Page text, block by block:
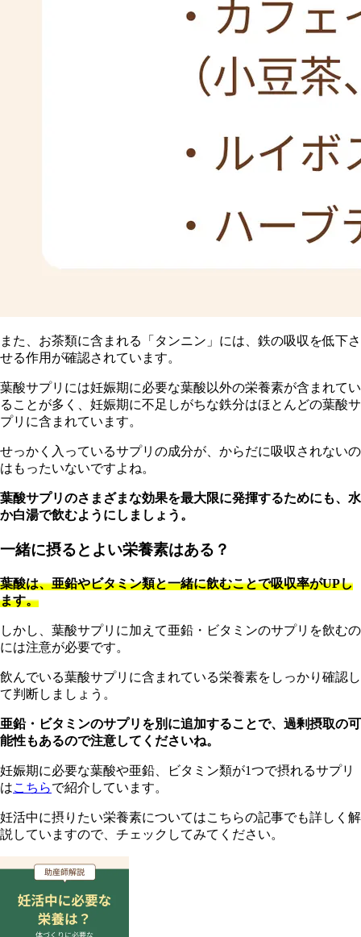
ま た、お茶類に含まれる「タンニン」には、鉄の吸収を低下さ
せる作用が確認されています。
葉酸サプリには妊娠期に必要な葉酸以外の栄養素が含まれてい
ることが多く、妊娠期に不足しがちな鉄分はほとんどの葉酸サ
プリに含まれています。
せっかく入っているサプリの成分が、からだに吸収されないの
はもったいないですよね。
葉酸サプリのさまざまな効果を最大限に発揮するためにも、水
か白湯で飲むようにしましょう。
一緒に摂るとよい栄養素はある？
葉酸は、亜鉛やビタミン類と一緒に飲むことで吸収率がUPし
ます。
しかし、葉酸サプリに加えて亜鉛・ビタミンのサプリを飲むの
には注意が必要です。
飲んでいる葉酸サプリに含まれている栄養素をしっかり確認し
て判断しましょう。
亜鉛・ビタミンのサプリを別に追加することで、過剰摂取の可
能性もあるので注意してくださいね。
妊娠期に必要な葉酸や亜鉛、ビタミン類が1つで摂れるサプリ
はこちらで紹介しています。
妊活中に摂りたい栄養素についてはこちらの記事でも詳しく解
説していますので、チェックしてみてください。